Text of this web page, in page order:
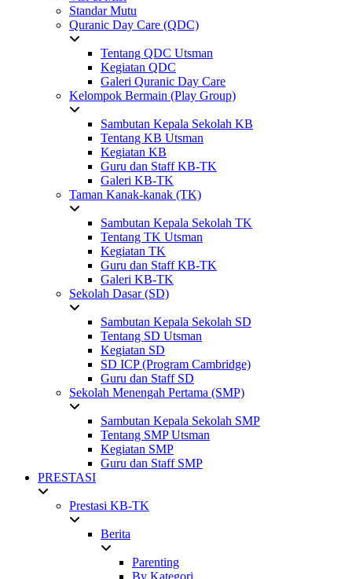
Standar Mutu
Quranic Day Care (QDC)
Tentang QDC Utsman
Kegiatan QDC
Galeri Quranic Day Care
Kelompok Bermain (Play Group)
Sambutan Kepala Sekolah KB
Tentang KB Utsman
Kegiatan KB
Guru dan Staff KB-TK
Galeri KB-TK
Taman Kanak-kanak (TK)
Sambutan Kepala Sekolah TK
Tentang TK Utsman
Kegiatan TK
Guru dan Staff KB-TK
Galeri KB-TK
Sekolah Dasar (SD)
Sambutan Kepala Sekolah SD
Tentang SD Utsman
Kegiatan SD
SD ICP (Program Cambridge)
Guru dan Staff SD
Sekolah Menengah Pertama (SMP)
Sambutan Kepala Sekolah SMP
Tentang SMP Utsman
Kegiatan SMP
Guru dan Staff SMP
PRESTASI
Prestasi KB-TK
Berita
Parenting
By Kategori